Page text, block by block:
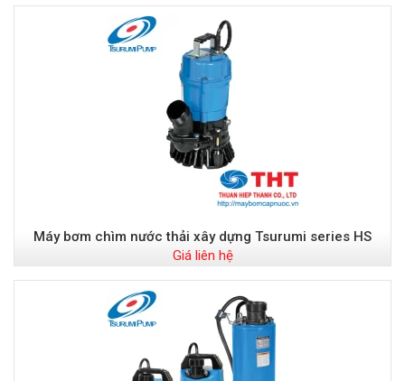
Máy bơm chìm nước thải xây dựng Tsurumi series HS
Giá liên hệ